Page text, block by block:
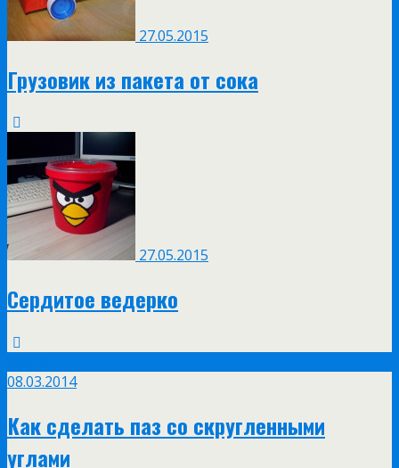
27.05.2015
Грузовик из пакета от сока
27.05.2015
Сердитое ведерко
08.03.2014
Как сделать паз со скругленными
углами